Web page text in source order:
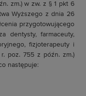
zm.) w zw. z § 1 pkt 6
Wyższego z dnia 26
przygotowującego
dentysty, farmaceuty,
fizjoterapeuty i
poz. 755 z późn. zm.)
następuje: